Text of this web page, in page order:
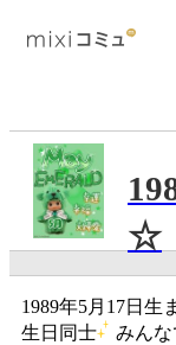
☆
1989年5月17日生
生日同士
みんな